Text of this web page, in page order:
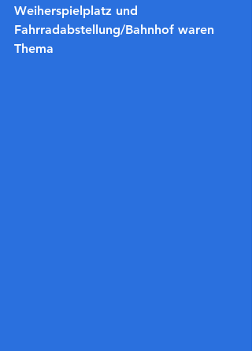
Weiherspielplatz und
Fahrradabstellung/Bahnhof waren
Thema